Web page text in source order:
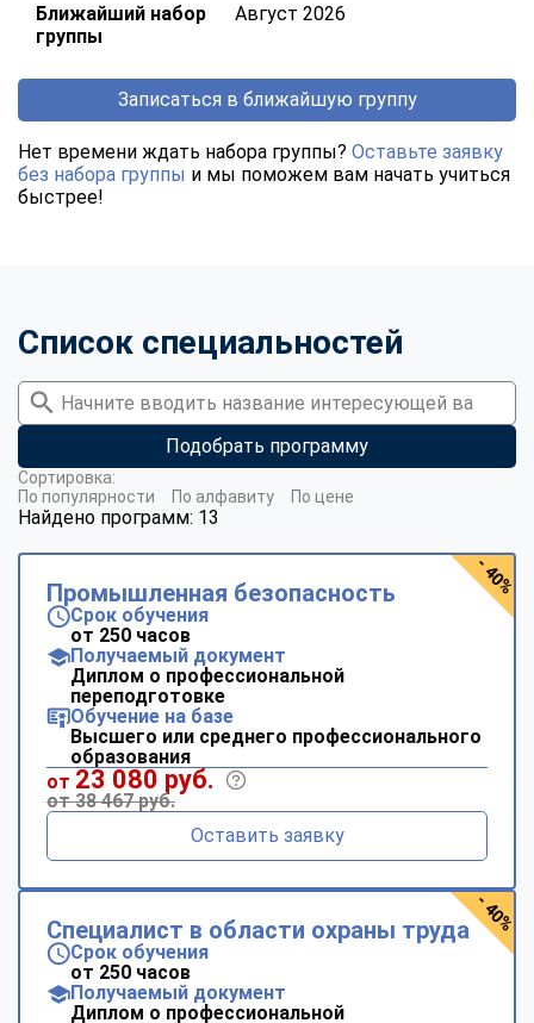
Ближайший набор
группы
Август 2026
Записаться в ближайшую группу
Нет времени ждать набора группы? Оставьте заявку
без набора группы и мы поможем вам начать учиться
быстрее!
Список специальностей
Подобрать программу
Найдено программ: 13
Сортировка:
По популярности
По алфавиту По цене
Промышленная безопасность
Срок обучения
от 250 часов
Получаемый документ
Диплом о профессиональной
переподготовке
Обучение на базе
Высшего или среднего профессионального
образования
от 23 080 руб.
от 38 467 руб.
Оставить заявку
- 40%
Специалист в области охраны труда
Срок обучения
от 250 часов
Получаемый документ
Диплом о профессиональной
- 40%